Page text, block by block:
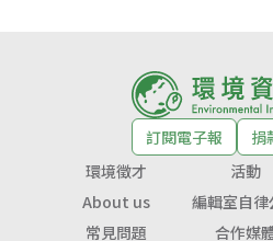
訂閱電子報
捐
環境徵才
活動
About us
編輯室自律
常見問題
合作媒